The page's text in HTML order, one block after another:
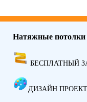
Натяжные потолки
БЕСПЛАТНЫЙ
ДИЗАЙН